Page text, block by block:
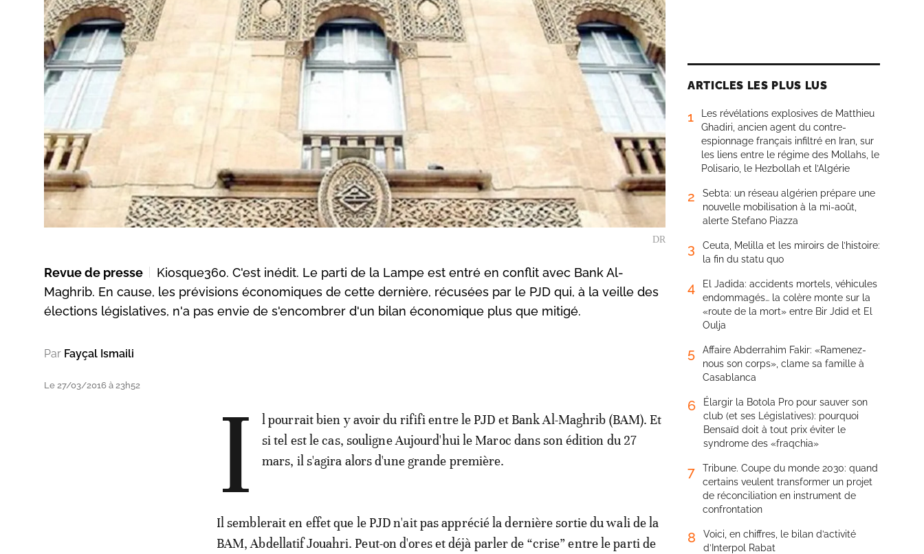
DR
Revue de presse
Kiosque360. C'est inédit. Le parti de la Lampe est entré en conflit avec Bank Al-
Maghrib. En cause, les prévisions économiques de cette dernière, récusées par le PJD qui, à la veille des
élections législatives, n'a pas envie de s'encombrer d'un bilan économique plus que mitigé.
Par Fayçal Ismaili
Le 27/03/2016 à 23h52 I
l pourrait bien y avoir du rififi entre le PJD et Bank Al-Maghrib (BAM). Et
si tel est le cas, souligne Aujourd'hui le Maroc dans son édition du 27
mars, il s'agira alors d'une grande première.
Il semblerait en effet que le PJD n'ait pas apprécié la dernière sortie du wali de la
BAM, Abdellatif Jouahri. Peut-on d'ores et déjà parler de “crise” entre le parti de
ARTICLES LES PLUS LUS
1
Les révélations explosives de Matthieu
Ghadiri, ancien agent du contre-
espionnage français infiltré en Iran, sur
les liens entre le régime des Mollahs, le
Polisario, le Hezbollah et l’Algérie
2
Sebta: un réseau algérien prépare une
nouvelle mobilisation à la mi-août,
alerte Stefano Piazza
3
Ceuta, Melilla et les miroirs de l’histoire:
la fin du statu quo
4
El Jadida: accidents mortels, véhicules
endommagés… la colère monte sur la
«route de la mort» entre Bir Jdid et El
Oulja
5
Affaire Abderrahim Fakir: «Ramenez-
nous son corps», clame sa famille à
Casablanca
6
Élargir la Botola Pro pour sauver son
club (et ses Législatives): pourquoi
Bensaïd doit à tout prix éviter le
syndrome des «fraqchia»
7
Tribune. Coupe du monde 2030: quand
certains veulent transformer un projet
de réconciliation en instrument de
confrontation
8
Voici, en chiffres, le bilan d’activité
d’Interpol Rabat